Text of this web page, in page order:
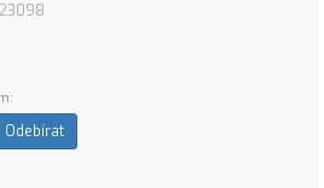
Odebírat